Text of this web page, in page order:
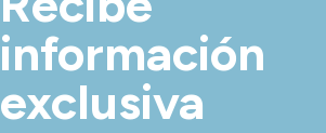
información
exclusiva